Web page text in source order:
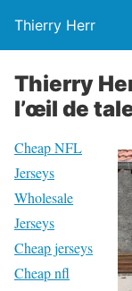
Thierry Herr
Thierry
l’œil de
Cheap NFL
Jerseys
Wholesale
Jerseys
Cheap jerseys
Cheap nfl